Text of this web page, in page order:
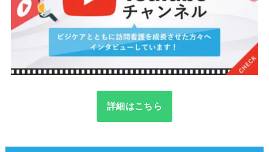
詳細はこちら